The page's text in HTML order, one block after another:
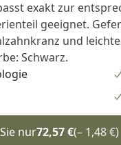
exakt zur
geeignet.
und
Schwarz.
nur72,57 €(– 1,48 €)